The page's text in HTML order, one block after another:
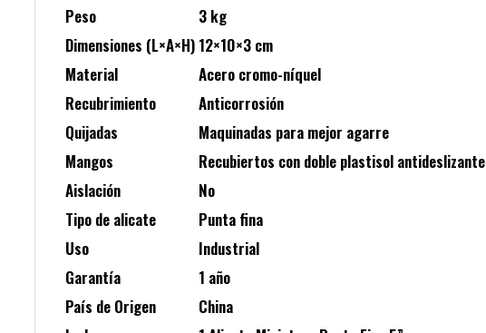
Peso
3 kg
Dimensiones (L×A×H) 12×10×3 cm
Material
Acero cromo-níquel
Recubrimiento
Anticorrosión
Quijadas
Maquinadas para mejor agarre
Mangos
Recubiertos con doble plastisol antideslizante
Aislación
No
Tipo de alicate
Punta fina
Uso
Industrial
Garantía
1 año
País de Origen
China